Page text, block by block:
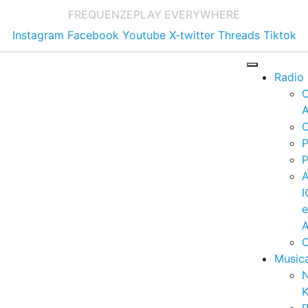
FREQUENZEPLAY EVERYWHERE
Instagram Facebook Youtube X-twitter Threads Tiktok
Radio
e